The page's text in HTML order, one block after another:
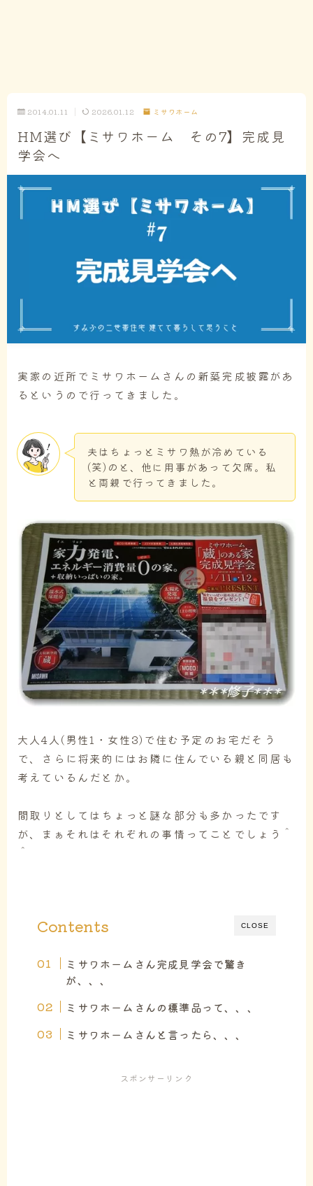
2014.01.11 2026.01.12 ミサワホーム
HM選び【ミサワホーム その7】完成見
学会へ
実家の近所でミサワホームさんの新築完成披露があ
るというので行ってきました。
夫はちょっとミサワ熱が冷めている
(笑)のと、他に用事があって欠席。私
と両親で行ってきました。
大人4人(男性1・女性3)で住む予定のお宅だそう
で、さらに将来的にはお隣に住んでいる親と同居も
考えているんだとか。
間取りとしてはちょっと謎な部分も多かったです
が、まぁそれはそれぞれの事情ってことでしょう＾
＾
CLOSE
Contents
ミサワホームさん完成見学会で驚き
が、、、
ミサワホームさんの標準品って、、、
ミサワホームさんと言ったら、、、
スポンサーリンク